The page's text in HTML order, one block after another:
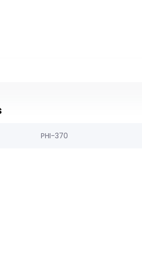
PHI-370